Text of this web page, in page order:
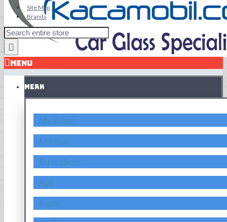
Site Map
Brands
MENU
MERK
Alfa Romeo
Asahimas
Aston Martin
Audi
Austin